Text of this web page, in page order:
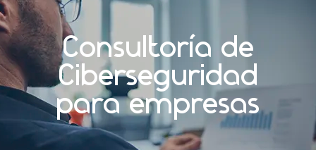
Consultoría de
Ciberseguridad
para empresas